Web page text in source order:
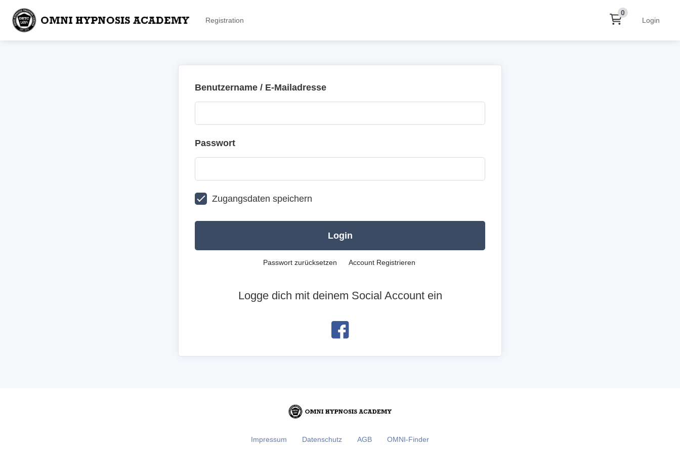
Registration
0
Login
Benutzername / E-Mailadresse
Passwort
Zugangsdaten speichern
Login
Passwort zurücksetzen Account Registrieren
Logge dich mit deinem Social Account ein
Impressum Datenschutz AGB OMNI-Finder